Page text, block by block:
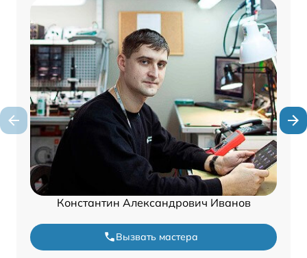
Константин Александрович Иванов
Вызвать мастера